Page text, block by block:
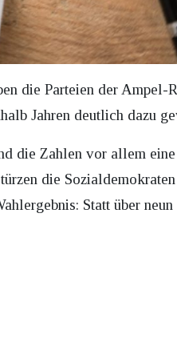
die Parteien der Ampel-
Jahren deutlich dazu
die Zahlen vor allem
die
Statt über